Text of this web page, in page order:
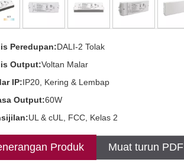
Peredupan:DALI-2 Tolak
Output:Voltan Malar
IP:IP20, Kering & Lembap
Output:60W
UL & cUL, FCC, Kelas 2
Produk Muat turun PDF